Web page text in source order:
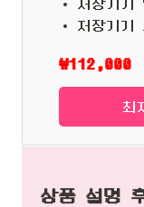
저장기기
저장기기
₩112,000
최
상품 설명 후